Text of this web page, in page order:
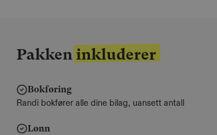
Pakken inkluderer
Bokføring
Randi bokfører alle dine bilag, uansett antall
Lønn